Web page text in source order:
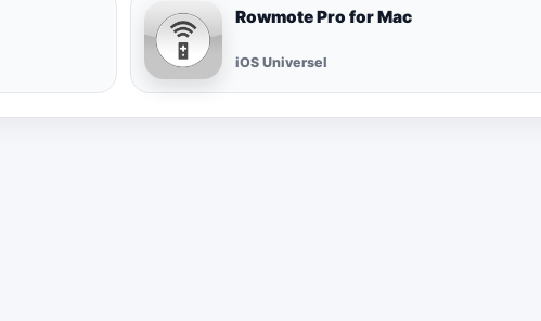
Rowmote Pro for Mac
iOS Universel